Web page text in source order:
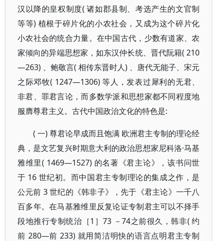
汉以降的皇权制度( 诸如郡县制、考选产生的文官制
等等) 植根于碎片化的小农社会，又成为这个碎片化
小农社会的统合力量。在中国古代，少数有道家、农
家倾向的异端思想家，如东汉仲长统、晋代阮籍( 210
—263) 、鲍敬言( 相传东晋时人) 、唐代无能子、宋元
之际邓牧( 1247—1306) 等人，发表过犀利的无君、
非君、罪君言论，而多数学派和思想家都不同程度地
服膺尊君主义。古代中国政治文化的特色是:
( 一) 尊君论早成而且饱满 欧洲君主专制的理论经
典，是文艺复兴时期意大利的政治思想家尼科洛·马基
雅维里( 1469—1527) 的名著《君主论》，该书问世
于 16 世纪初。而中国君主专制理论的集成之作，是
公元前 3 世纪的《韩非子》，先于《君主论》一千八
百多年。在马基雅维里反复论证专制君主可以不择手
段地推行专制统治［1］73 －74之前很久，韩非( 约
前 280—前 233) 就用简洁明快的语言点明君主专制